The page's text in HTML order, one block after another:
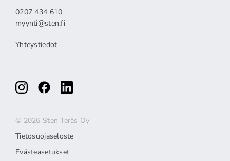
0207 434 610
myynti@sten.fi
Yhteystiedot
© 2026 Sten Teräs Oy
Tietosuojaseloste
Evästeasetukset